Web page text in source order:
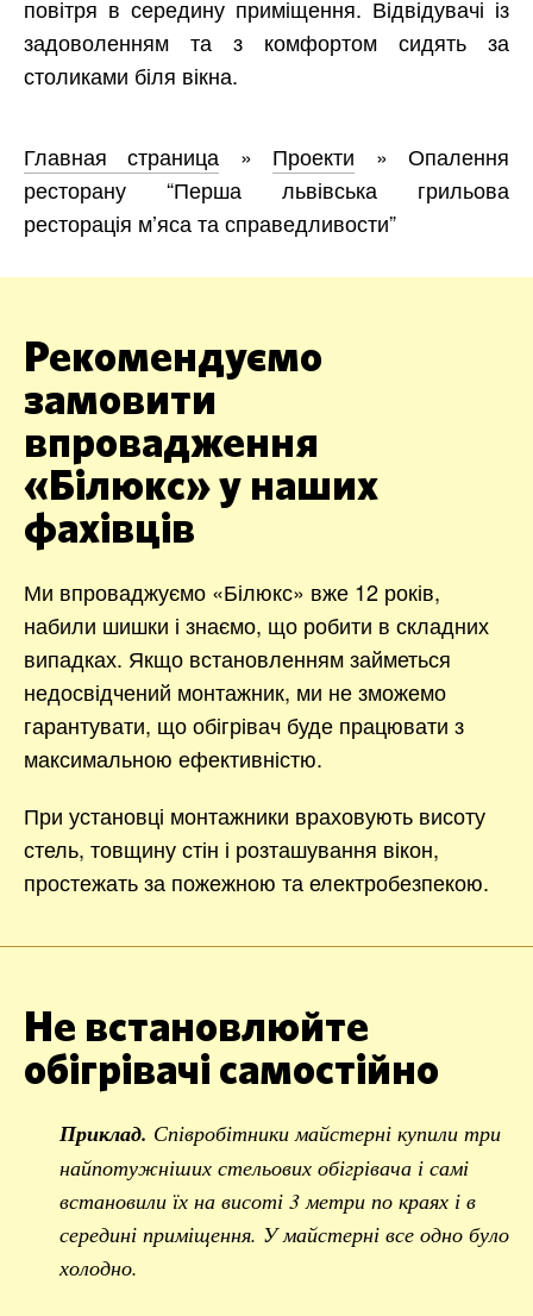
повітря в середину приміщення. Відвідувачі із
задоволенням та з комфортом сидять за
столиками біля вікна.
Главная страница » Проекти »Опалення
ресторану “Перша львівська грильова
ресторація м’яса та справедливости”
Рекомендуємо
замовити
впровадження
«Білюкс» у наших
фахівців
Ми впроваджуємо «Білюкс» вже 12 років,
набили шишки і знаємо, що робити в складних
випадках. Якщо встановленням займеться
недосвідчений монтажник, ми не зможемо
гарантувати, що обігрівач буде працювати з
максимальною ефективністю.
При установці монтажники враховують висоту
стель, товщину стін і розташування вікон,
простежать за пожежною та електробезпекою.
Не встановлюйте
обігрівачі самостійно
Приклад. Співробітники майстерні купили три
найпотужніших стельових обігрівача і самі
встановили їх на висоті 3 метри по краях і в
середині приміщення. У майстерні все одно було
холодно.